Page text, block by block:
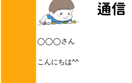
◯◯◯さん
こんにちは^^